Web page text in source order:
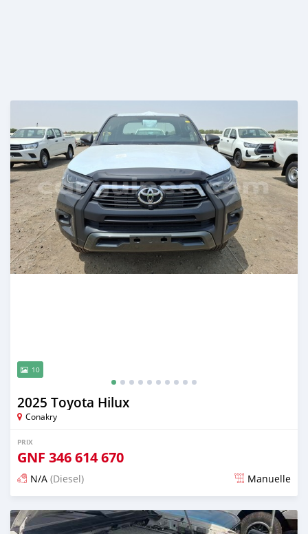
10
2025 Toyota Hilux
Conakry
PRIX
GNF 346 614 670
N/A (Diesel) Manuelle
Publié il y a 6 mois